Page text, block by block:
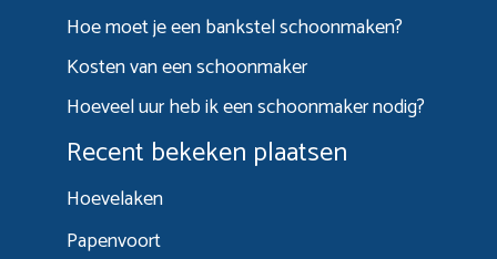
Hoe moet je een bankstel schoonmaken?
Kosten van een schoonmaker
Hoeveel uur heb ik een schoonmaker nodig?
Recent bekeken plaatsen
Hoevelaken
Papenvoort